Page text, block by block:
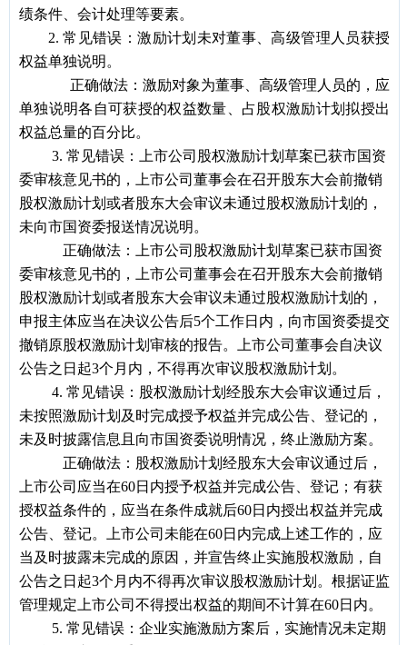
绩条件、会计处理等要素。
2.常见错误：激励计划未对董事、高级管理人员获授
权益单独说明。
正确做法：激励对象为董事、高级管理人员的，应
单独说明各自可获授的权益数量、占股权激励计划拟授出
权益总量的百分比。
3. 常见错误：上市公司股权激励计划草案已获市国资
委审核意见书的，上市公司董事会在召开股东大会前撤销
股权激励计划或者股东大会审议未通过股权激励计划的，
未向市国资委报送情况说明。
正确做法：上市公司股权激励计划草案已获市国资
委审核意见书的，上市公司董事会在召开股东大会前撤销
股权激励计划或者股东大会审议未通过股权激励计划的，
申报主体应当在决议公告后5个工作日内，向市国资委提交
撤销原股权激励计划审核的报告。上市公司董事会自决议
公告之日起3个月内，不得再次审议股权激励计划。
4. 常见错误：股权激励计划经股东大会审议通过后，
未按照激励计划及时完成授予权益并完成公告、登记的，
未及时披露信息且向市国资委说明情况，终止激励方案。
正确做法：股权激励计划经股东大会审议通过后，
上市公司应当在60日内授予权益并完成公告、登记；有获
授权益条件的，应当在条件成就后60日内授出权益并完成
公告、登记。上市公司未能在60日内完成上述工作的，应
当及时披露未完成的原因，并宣告终止实施股权激励，自
公告之日起3个月内不得再次审议股权激励计划。根据证监
管理规定上市公司不得授出权益的期间不计算在60日内。
5. 常见错误：企业实施激励方案后，实施情况未定期